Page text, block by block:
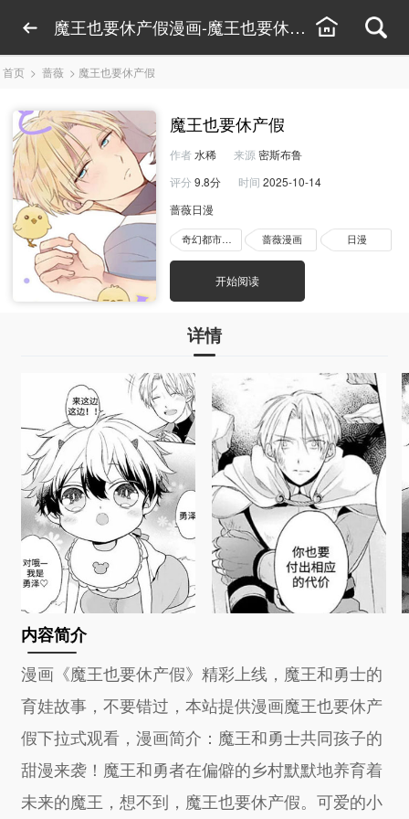
魔王也要休产假漫画-魔王也要休产假漫画下拉
首页 > 蔷薇 > 魔王也要休产假
魔王也要休产假
作者 水稀 来源 密斯布鲁
评分 9.8分 时间 2025-10-14
蔷薇日漫
奇幻都市漫画 蔷薇漫画 日漫
开始阅读
详情
内容简介
漫画《魔王也要休产假》精彩上线，魔王和勇士的
育娃故事，不要错过，本站提供漫画魔王也要休产
假下拉式观看，漫画简介：魔王和勇士共同孩子的
甜漫来袭！魔王和勇者在偏僻的乡村默默地养育着
未来的魔王，想不到，魔王也要休产假。可爱的小